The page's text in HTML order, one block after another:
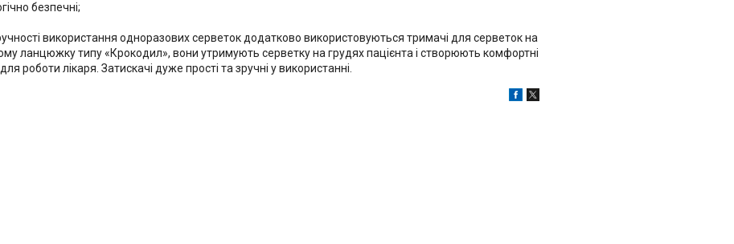
безпечні;
використання одноразових серветок додатково використовуються тримачі для серветок на
ланцюжку типу «Крокодил», вони утримують серветку на грудях пацієнта і створюють комфортні
роботи лікаря. Затискачі дуже прості та зручні у використанні.